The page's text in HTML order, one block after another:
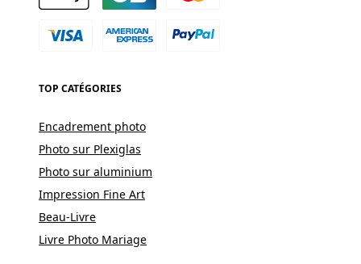
TOP CATÉGORIES
Encadrement photo
Photo sur Plexiglas
Photo sur aluminium
Impression Fine Art
Beau-Livre
Livre Photo Mariage